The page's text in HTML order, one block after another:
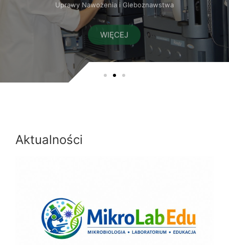
WIĘCEJ
Aktualności